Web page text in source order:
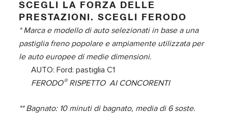
SCEGLI LA FORZA DELLE
PRESTAZIONI. SCEGLI FERODO
* Marca e modello di auto selezionati in base a una
pastiglia freno popolare e ampiamente utilizzata per
le auto europee di medie dimensioni.
AUTO: Ford: pastiglia C1
FERODO®RISPETTO AI CONCORENTI
** Bagnato: 10 minuti di bagnato, media di 6 soste.